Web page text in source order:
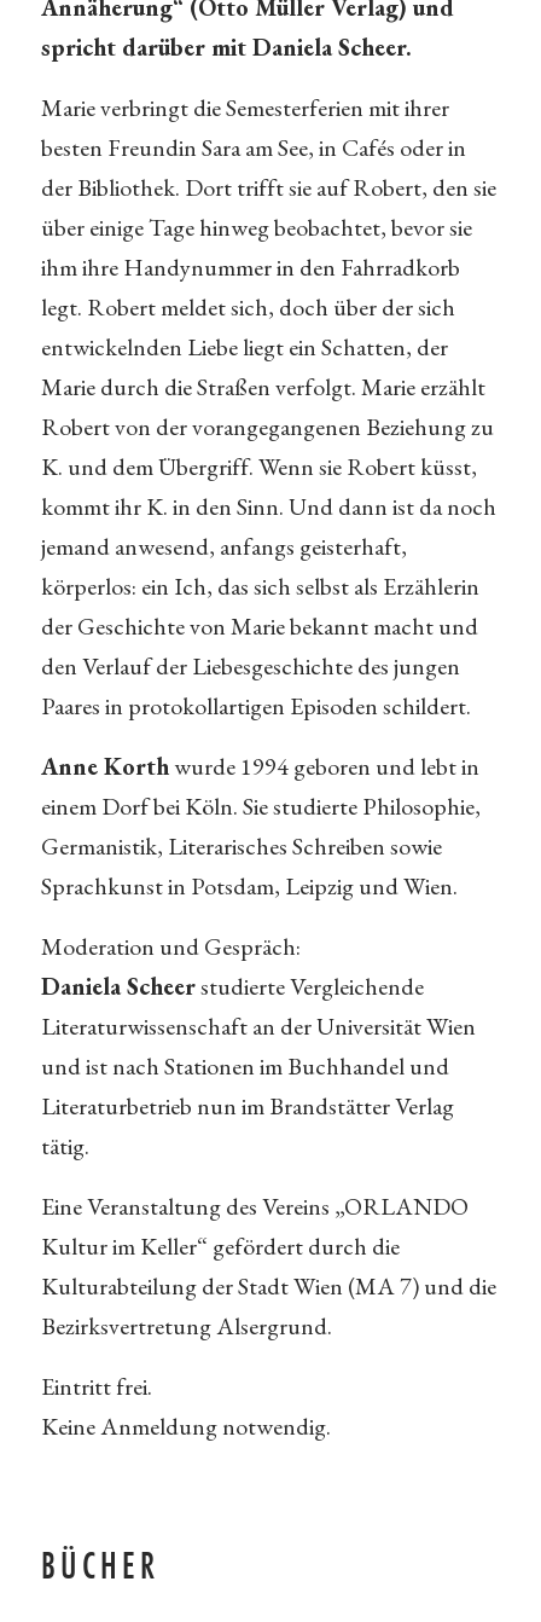
Annäherung“ (Otto Müller Verlag) und
spricht darüber mit Daniela Scheer.
Marie verbringt die Semesterferien mit ihrer
besten Freundin Sara am See, in Cafés oder in
der Bibliothek. Dort trifft sie auf Robert, den sie
über einige Tage hinweg beobachtet, bevor sie
ihm ihre Handynummer in den Fahrradkorb
legt. Robert meldet sich, doch über der sich
entwickelnden Liebe liegt ein Schatten, der
Marie durch die Straßen verfolgt. Marie erzählt
Robert von der vorangegangenen Beziehung zu
K. und dem Übergriff. Wenn sie Robert küsst,
kommt ihr K. in den Sinn. Und dann ist da noch
jemand anwesend, anfangs geisterhaft,
körperlos: ein Ich, das sich selbst als Erzählerin
der Geschichte von Marie bekannt macht und
den Verlauf der Liebesgeschichte des jungen
Paares in protokollartigen Episoden schildert.
Anne Korthwurde 1994 geboren und lebt in
einem Dorf bei Köln. Sie studierte Philosophie,
Germanistik, Literarisches Schreiben sowie
Sprachkunst in Potsdam, Leipzig und Wien.
Moderation und Gespräch:
Daniela Scheerstudierte Vergleichende
Literaturwissenschaft an der Universität Wien
und ist nach Stationen im Buchhandel und
Literaturbetrieb nun im Brandstätter Verlag
tätig.
Eine Veranstaltung des Vereins „ORLANDO
Kultur im Keller“ gefördert durch die
Kulturabteilung der Stadt Wien (MA 7) und die
Bezirksvertretung Alsergrund.
Eintritt frei.
Keine Anmeldung notwendig.
BÜCHER